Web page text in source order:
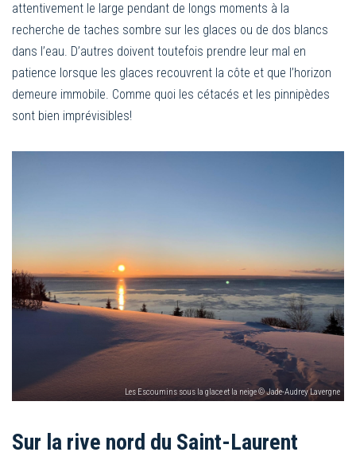
attentivement le large pendant de longs moments à la
recherche de taches sombre sur les glaces ou de dos blancs
dans l’eau. D’autres doivent toutefois prendre leur mal en
patience lorsque les glaces recouvrent la côte et que l’horizon
demeure immobile. Comme quoi les cétacés et les pinnipèdes
sont bien imprévisibles!
Les Escoumins sous la glace et la neige © Jade-Audrey Lavergne
Sur la rive nord du Saint-Laurent